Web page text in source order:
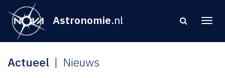
Astronomie.nl
Actueel Nieuws